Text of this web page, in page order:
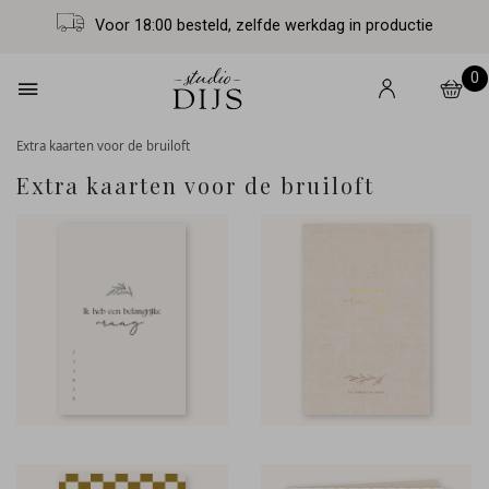
Voor 18:00 besteld, zelfde werkdag in productie
0
Extra kaarten voor de bruiloft
Extra kaarten voor de bruiloft